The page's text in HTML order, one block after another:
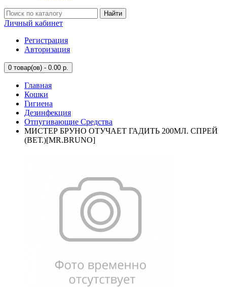
Найти
Личный кабинет
Регистрация
Авторизация
0 товар(ов) - 0.00 р.
Главная
Кошки
Гигиена
Дезинфекция
Отпугивающие Средства
МИСТЕР БРУНО ОТУЧАЕТ ГАДИТЬ 200МЛ. СПРЕЙ
(ВЕТ.)[MR.BRUNO]